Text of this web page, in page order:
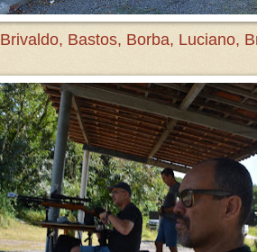
Brivaldo, Bastos, Borba, Luciano,